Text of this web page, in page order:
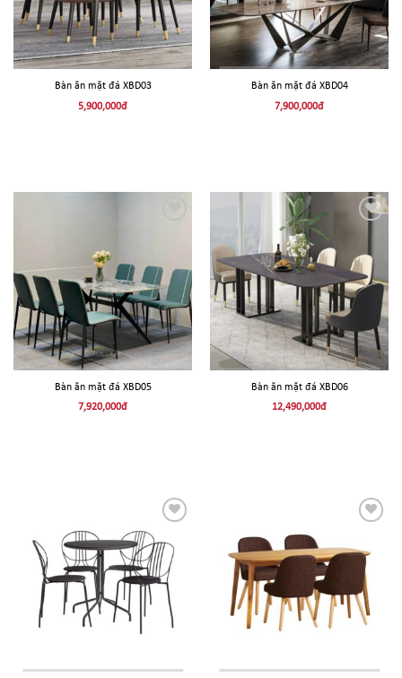
Bàn ăn mặt đá XBD03
5,900,000đ
Bàn ăn mặt đá XBD04
7,900,000đ
VÀO
YÊU
THÍCH!
Bàn ăn mặt đá XBD05
7,920,000đ
THÊM
VÀO
YÊU
THÍCH!
Bàn ăn mặt đá XBD06
12,490,000đ
THÊM
VÀO
YÊU
THÍCH!
THÊM
THÍCH!